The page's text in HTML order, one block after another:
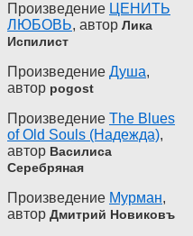
Произведение ЦЕНИТЬ
ЛЮБОВЬ, автор Лика
Испилист
Произведение Душа,
автор pogost
Произведение The Blues
of Old Souls (Надежда),
автор Василиса
Серебряная
Произведение Мурман,
автор Дмитрий Новиковъ